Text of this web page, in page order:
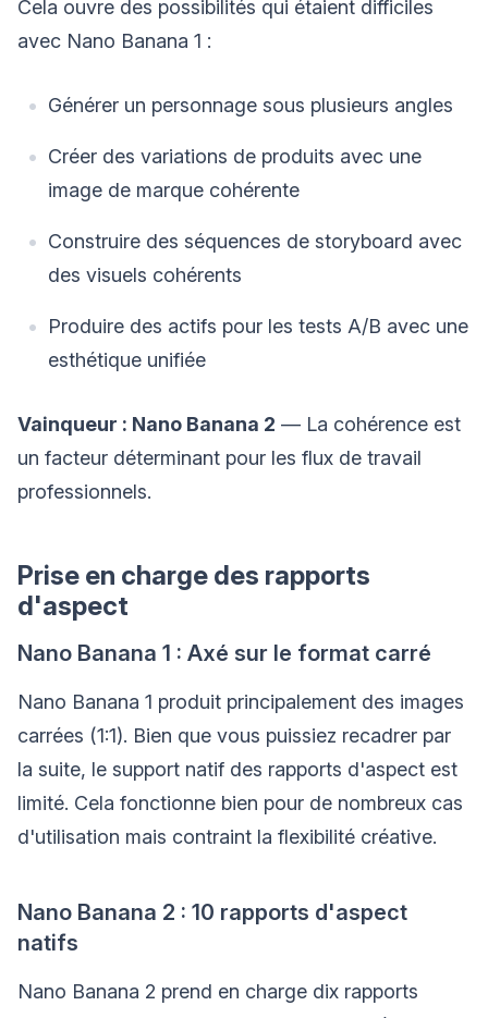
Cela ouvre des possibilités qui étaient difficiles
avec Nano Banana 1 :
Générer un personnage sous plusieurs angles
Créer des variations de produits avec une
image de marque cohérente
Construire des séquences de storyboard avec
des visuels cohérents
Produire des actifs pour les tests A/B avec une
esthétique unifiée
Vainqueur : Nano Banana 2 — La cohérence est
un facteur déterminant pour les flux de travail
professionnels.
Prise en charge des rapports
d'aspect
Nano Banana 1 : Axé sur le format carré
Nano Banana 1 produit principalement des images
carrées (1:1). Bien que vous puissiez recadrer par
la suite, le support natif des rapports d'aspect est
limité. Cela fonctionne bien pour de nombreux cas
d'utilisation mais contraint la flexibilité créative.
Nano Banana 2 : 10 rapports d'aspect
natifs
Nano Banana 2 prend en charge dix rapports